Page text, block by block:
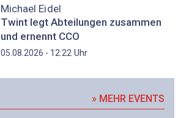
Michael Eidel
Twint legt Abteilungen zusammen
und ernennt CCO
05.08.2026 - 12:22Uhr
» MEHR EVENTS